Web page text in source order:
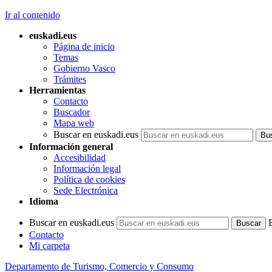
Ir al contenido
euskadi.eus
Página de inicio
Temas
Gobierno Vasco
Trámites
Herramientas
Contacto
Buscador
Mapa web
Buscar en euskadi.eus
Información general
Accesibilidad
Información legal
Política de cookies
Sede Electrónica
Idioma
Buscar en euskadi.eus
Contacto
Mi carpeta
Departamento de Turismo, Comercio y Consumo